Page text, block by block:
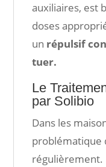
auxiliaires, est
doses
un répulsif
tuer.
Le
par Solibio
Dans les
problématique
régulièrement.